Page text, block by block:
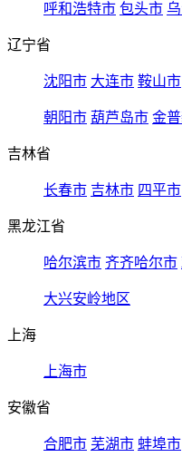
呼和浩特市 包头市
辽宁省
沈阳市 大连市 鞍山市
朝阳市 葫芦岛市 金
吉林省
长春市 吉林市 四平市
黑龙江省
哈尔滨市 齐齐哈尔市
大兴安岭地区
上海
上海市
安徽省
合肥市 芜湖市 蚌埠市